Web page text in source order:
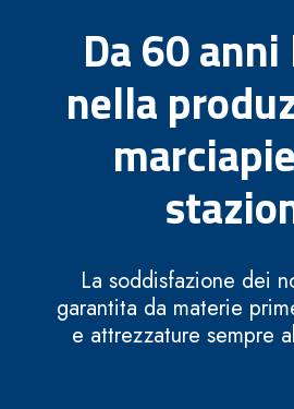
Da 60
nella
La soddisfazione dei
garantita da materie
e attrezzature sempre